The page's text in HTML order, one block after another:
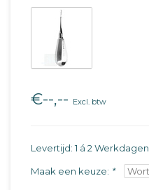
€--,-- Excl. btw
Levertijd: 1 á 2 Werkdagen
Maak een keuze: *